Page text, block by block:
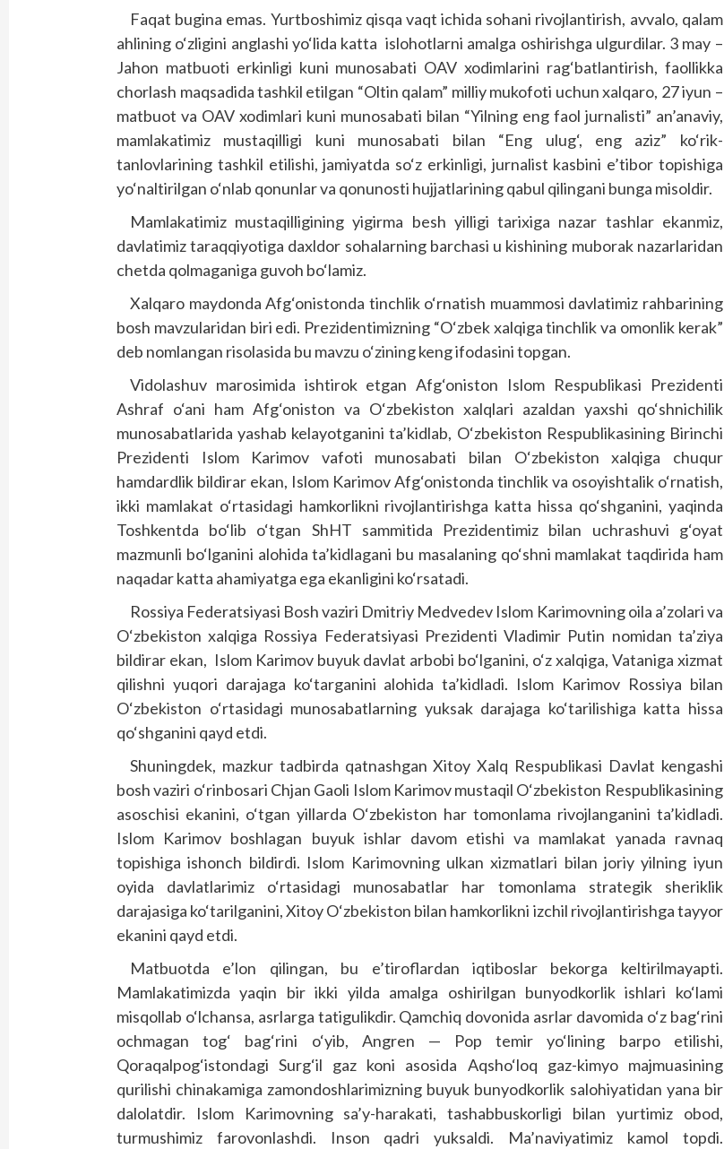
Faqat bugina emas. Yurtboshimiz qisqa vaqt ichida sohani rivojlantirish, avvalo, qalam
ahlining o‘zligini anglashi yo‘lida katta islohotlarni amalga oshirishga ulgurdilar. 3 may –
Jahon matbuoti erkinligi kuni munosabati OAV xodimlarini rag‘batlantirish, faollikka
chorlash maqsadida tashkil etilgan “Oltin qalam” milliy mukofoti uchun xalqaro, 27 iyun –
matbuot va OAV xodimlari kuni munosabati bilan “Yilning eng faol jurnalisti” an’anaviy,
mamlakatimiz mustaqilligi kuni munosabati bilan “Eng ulug‘, eng aziz” ko‘rik-
tanlovlarining tashkil etilishi, jamiyatda so‘z erkinligi, jurnalist kasbini e’tibor topishiga
yo‘naltirilgan o‘nlab qonunlar va qonunosti hujjatlarining qabul qilingani bunga misoldir.
Mamlakatimiz mustaqilligining yigirma besh yilligi tarixiga nazar tashlar ekanmiz,
davlatimiz taraqqiyotiga daxldor sohalarning barchasi u kishining muborak nazarlaridan
chetda qolmaganiga guvoh bo‘lamiz.
Xalqaro maydonda Afg‘onistonda tinchlik o‘rnatish muammosi davlatimiz rahbarining
bosh mavzularidan biri edi. Prezidentimizning “O‘zbek xalqiga tinchlik va omonlik kerak”
deb nomlangan risolasida bu mavzu o‘zining keng ifodasini topgan.
Vidolashuv marosimida ishtirok etgan Afg‘oniston Islom Respublikasi Prezidenti
Ashraf o‘ani ham Afg‘oniston va O‘zbekiston xalqlari azaldan yaxshi qo‘shnichilik
munosabatlarida yashab kelayotganini ta’kidlab, O‘zbekiston Respublikasining Birinchi
Prezidenti Islom Karimov vafoti munosabati bilan O‘zbekiston xalqiga chuqur
hamdardlik bildirar ekan, Islom Karimov Afg‘onistonda tinchlik va osoyishtalik o‘rnatish,
ikki mamlakat o‘rtasidagi hamkorlikni rivojlantirishga katta hissa qo‘shganini, yaqinda
Toshkentda bo‘lib o‘tgan ShHT sammitida Prezidentimiz bilan uchrashuvi g‘oyat
mazmunli bo‘lganini alohida ta’kidlagani bu masalaning qo‘shni mamlakat taqdirida ham
naqadar katta ahamiyatga ega ekanligini ko‘rsatadi.
Rossiya Federatsiyasi Bosh vaziri Dmitriy Medvedev Islom Karimovning oila a’zolari va
O‘zbekiston xalqiga Rossiya Federatsiyasi Prezidenti Vladimir Putin nomidan ta’ziya
bildirar ekan, Islom Karimov buyuk davlat arbobi bo‘lganini, o‘z xalqiga, Vataniga xizmat
qilishni yuqori darajaga ko‘targanini alohida ta’kidladi. Islom Karimov Rossiya bilan
O‘zbekiston o‘rtasidagi munosabatlarning yuksak darajaga ko‘tarilishiga katta hissa
qo‘shganini qayd etdi.
Shuningdek, mazkur tadbirda qatnashgan Xitoy Xalq Respublikasi Davlat kengashi
bosh vaziri o‘rinbosari Chjan Gaoli Islom Karimov mustaqil O‘zbekiston Respublikasining
asoschisi ekanini, o‘tgan yillarda O‘zbekiston har tomonlama rivojlanganini ta’kidladi.
Islom Karimov boshlagan buyuk ishlar davom etishi va mamlakat yanada ravnaq
topishiga ishonch bildirdi. Islom Karimovning ulkan xizmatlari bilan joriy yilning iyun
oyida davlatlarimiz o‘rtasidagi munosabatlar har tomonlama strategik sheriklik
darajasiga ko‘tarilganini, Xitoy O‘zbekiston bilan hamkorlikni izchil rivojlantirishga tayyor
ekanini qayd etdi.
Matbuotda e’lon qilingan, bu e’tiroflardan iqtiboslar bekorga keltirilmayapti.
Mamlakatimizda yaqin bir ikki yilda amalga oshirilgan bunyodkorlik ishlari ko‘lami
misqollab o‘lchansa, asrlarga tatigulikdir. Qamchiq dovonida asrlar davomida o‘z bag‘rini
ochmagan tog‘ bag‘rini o‘yib, Angren — Pop temir yo‘lining barpo etilishi,
Qoraqalpog‘istondagi Surg‘il gaz koni asosida Aqsho‘loq gaz-kimyo majmuasining
qurilishi chinakamiga zamondoshlarimizning buyuk bunyodkorlik salohiyatidan yana bir
dalolatdir. Islom Karimovning sa’y-harakati, tashabbuskorligi bilan yurtimiz obod,
turmushimiz farovonlashdi. Inson qadri yuksaldi. Ma’naviyatimiz kamol topdi.